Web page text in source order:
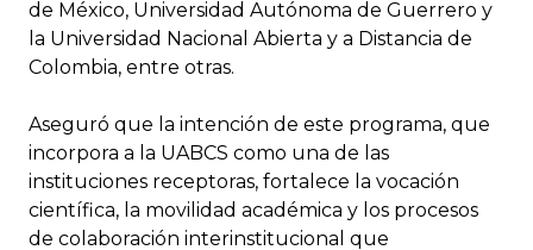
de México, Universidad Autónoma de Guerrero y
la Universidad Nacional Abierta y a Distancia de
Colombia, entre otras.
Aseguró que la intención de este programa, que
incorpora a la UABCS como una de las
instituciones receptoras, fortalece la vocación
científica, la movilidad académica y los procesos
de colaboración interinstitucional que